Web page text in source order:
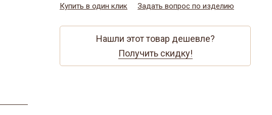
Купить в один клик
Задать вопрос по изделию
Нашли этот товар дешевле?
Получить скидку!